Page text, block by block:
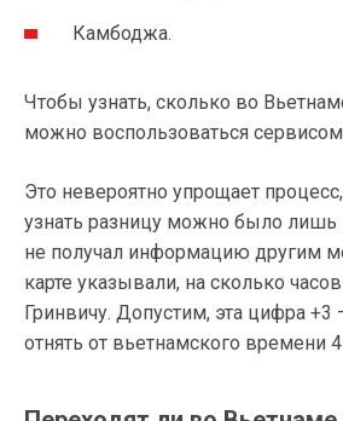
Камбоджа.
Чтобы узнать, сколько во
можно воспользоваться
Это невероятно упрощает
узнать разницу можно было лишь
не получал информацию другим
карте указывали, на сколько
Гринвичу. Допустим, эта цифра +3
отнять от вьетнамского времени 4